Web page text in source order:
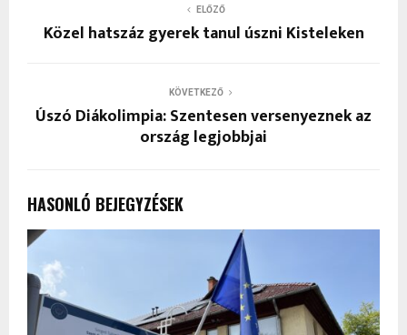
ELŐZŐ
Közel hatszáz gyerek tanul úszni Kisteleken
KÖVETKEZŐ
Úszó Diákolimpia: Szentesen versenyeznek az
ország legjobbjai
HASONLÓ BEJEGYZÉSEK